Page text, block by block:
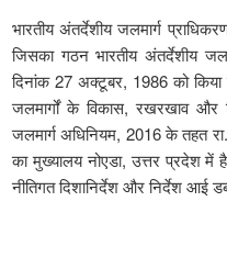
भारतीय अंतर्देशीय जलमार्ग
जिसका गठन भारतीय अंतर्देशीय
दिनांक 27 अक्टूबर, 1986 को
जलमार्गों के विकास, रखरखाव और
जलमार्ग अधिनियम, 2016 के तहत
का मुख्यालय नोएडा, उत्तर प्रदेश में
नीतिगत दिशानिर्देश और निर्देश आई